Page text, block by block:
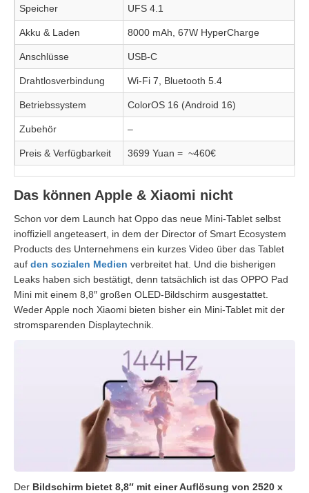
Speicher
UFS 4.1
Akku & Laden 8000 mAh, 67W HyperCharge
Anschlüsse USB-C
Drahtlosverbindung Wi-Fi 7, Bluetooth 5.4
Betriebssystem ColorOS 16 (Android 16)
Zubehör –
Preis & Verfügbarkeit 3699 Yuan = ~460€
Das können Apple & Xiaomi nicht
Schon vor dem Launch hat Oppo das neue Mini-Tablet selbst
inoffiziell angeteasert, in dem der Director of Smart Ecosystem
Products des Unternehmens ein kurzes Video über das Tablet
auf den sozialen Medien verbreitet hat. Und die bisherigen
Leaks haben sich bestätigt, denn tatsächlich ist das OPPO Pad
Mini mit einem 8,8″ großen OLED-Bildschirm ausgestattet.
Weder Apple noch Xiaomi bieten bisher ein Mini-Tablet mit der
stromsparenden Displaytechnik.
Der Bildschirm bietet 8,8″ mit einer Auflösung von 2520 x